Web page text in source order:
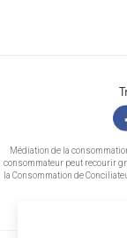
Médiation de la
consommateur peut recourir
la Consommation de